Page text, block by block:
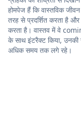
होमपेज हैं कि वास्तविक
तरह से प्रदर्शित करता है
करता है। वास्तव में वे
के साथ इंटरैक्ट किया, उनकी
अधिक समय तक लगे रहे।